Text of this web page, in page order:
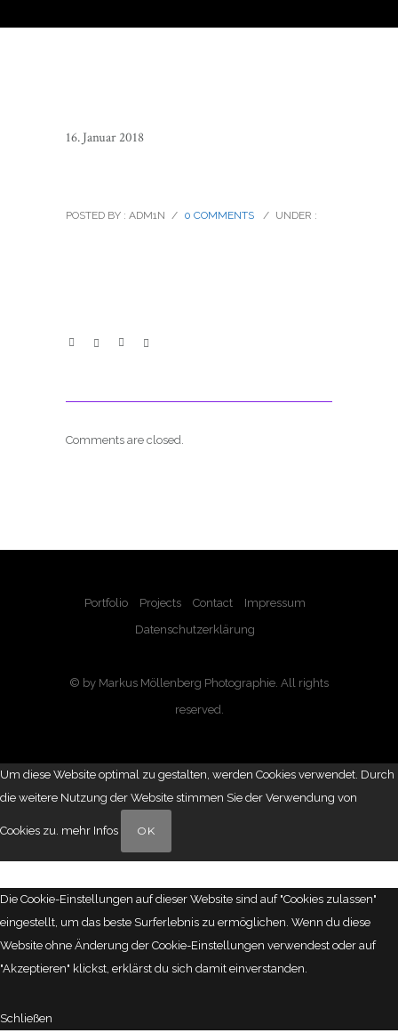
16. Januar 2018
POSTED BY : ADM1N / 0 COMMENTS / UNDER :
Comments are closed.
Portfolio Projects Contact
Impressum
Datenschutzerklärung
© by Markus Möllenberg Photographie. All rights
reserved.
Um diese Website optimal zu gestalten, werden Cookies verwendet. Durch
die weitere Nutzung der Website stimmen Sie der Verwendung von
Cookies zu. mehr Infos OK
Die Cookie-Einstellungen auf dieser Website sind auf "Cookies zulassen"
eingestellt, um das beste Surferlebnis zu ermöglichen. Wenn du diese
Website ohne Änderung der Cookie-Einstellungen verwendest oder auf
"Akzeptieren" klickst, erklärst du sich damit einverstanden.
Schließen